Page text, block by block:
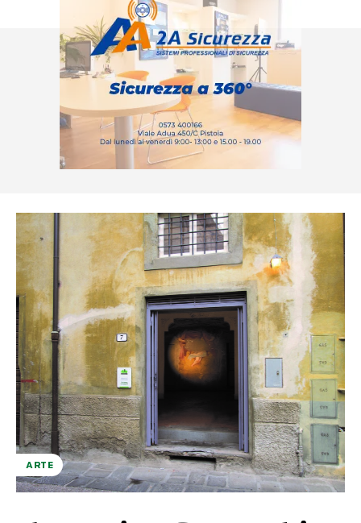
ARTE